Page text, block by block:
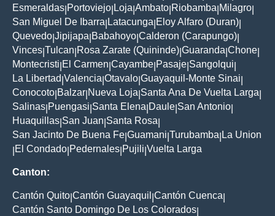
Esmeraldas Portoviejo Loja Ambato Riobamba Milagro
San Miguel De Ibarra Latacunga Eloy Alfaro (Duran)
Quevedo Jipijapa Babahoyo Calderon (Carapungo)
Vinces Tulcan Rosa Zarate (Quininde) Guaranda Chone
Montecristi El Carmen Cayambe Pasaje Sangolqui
La Libertad Valencia Otavalo Guayaquil-Monte Sinai
Conocoto Balzar Nueva Loja Santa Ana De Vuelta Larga
Salinas Puengasi Santa Elena Daule San Antonio
Huaquillas San Juan Santa Rosa
San Jacinto De Buena Fe Guamani Turubamba La Union
El Condado Pedernales Pujili Vuelta Larga
Canton:
Cantón Quito Cantón Guayaquil Cantón Cuenca
Cantón Santo Domingo De Los Colorados